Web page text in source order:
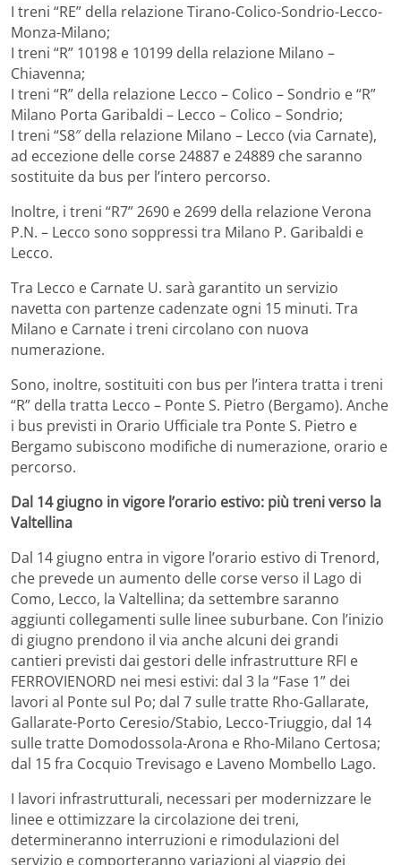
I treni “RE” della relazione Tirano-Colico-Sondrio-Lecco-
Monza-Milano;
I treni “R” 10198 e 10199 della relazione Milano –
Chiavenna;
I treni “R” della relazione Lecco – Colico – Sondrio e “R”
Milano Porta Garibaldi – Lecco – Colico – Sondrio;
I treni “S8″ della relazione Milano – Lecco (via Carnate),
ad eccezione delle corse 24887 e 24889 che saranno
sostituite da bus per l’intero percorso.
Inoltre, i treni “R7” 2690 e 2699 della relazione Verona
P.N. – Lecco sono soppressi tra Milano P. Garibaldi e
Lecco.
Tra Lecco e Carnate U. sarà garantito un servizio
navetta con partenze cadenzate ogni 15 minuti. Tra
Milano e Carnate i treni circolano con nuova
numerazione.
Sono, inoltre, sostituiti con bus per l’intera tratta i treni
“R” della tratta Lecco – Ponte S. Pietro (Bergamo). Anche
i bus previsti in Orario Ufficiale tra Ponte S. Pietro e
Bergamo subiscono modifiche di numerazione, orario e
percorso.
Dal 14 giugno in vigore l’orario estivo: più treni verso la
Valtellina
Dal 14 giugno entra in vigore l’orario estivo di Trenord,
che prevede un aumento delle corse verso il Lago di
Como, Lecco, la Valtellina; da settembre saranno
aggiunti collegamenti sulle linee suburbane. Con l’inizio
di giugno prendono il via anche alcuni dei grandi
cantieri previsti dai gestori delle infrastrutture RFI e
FERROVIENORD nei mesi estivi: dal 3 la “Fase 1” dei
lavori al Ponte sul Po; dal 7 sulle tratte Rho-Gallarate,
Gallarate-Porto Ceresio/Stabio, Lecco-Triuggio, dal 14
sulle tratte Domodossola-Arona e Rho-Milano Certosa;
dal 15 fra Cocquio Trevisago e Laveno Mombello Lago.
I lavori infrastrutturali, necessari per modernizzare le
linee e ottimizzare la circolazione dei treni,
determineranno interruzioni e rimodulazioni del
servizio e comporteranno variazioni al viaggio dei